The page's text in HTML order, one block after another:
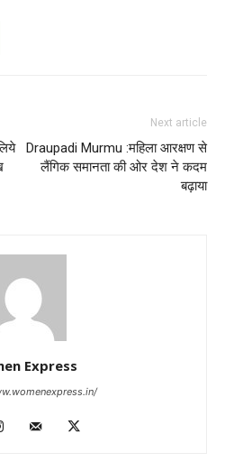
Next article
Draupadi Murmu :महिला आरक्षण से
लैंगिक समानता की ओर देश ने कदम
बढ़ाया
Express